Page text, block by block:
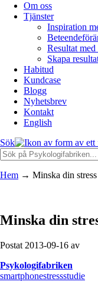
Om oss
Tjänster
Inspiration
Resultat
Skapa
Habitud
Kundcase
Blogg
Nyhetsbrev
Kontakt
English
Sök
Hem → Minska din
Minska din
Postat 2013-09-16 av
Psykologifabriken
smartphonestressstudie